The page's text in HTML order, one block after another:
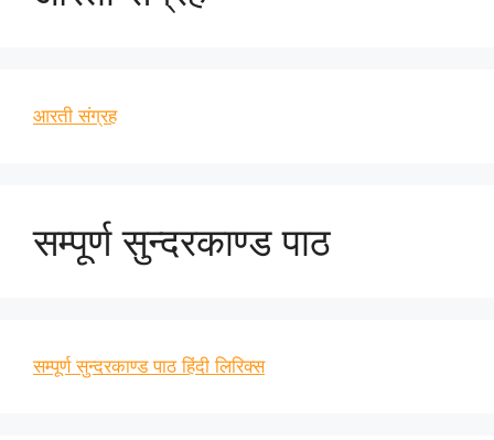
आरती संग्रह
सम्पूर्ण सुन्दरकाण्ड पाठ
सम्पूर्ण सुन्दरकाण्ड पाठ हिंदी लिरिक्स